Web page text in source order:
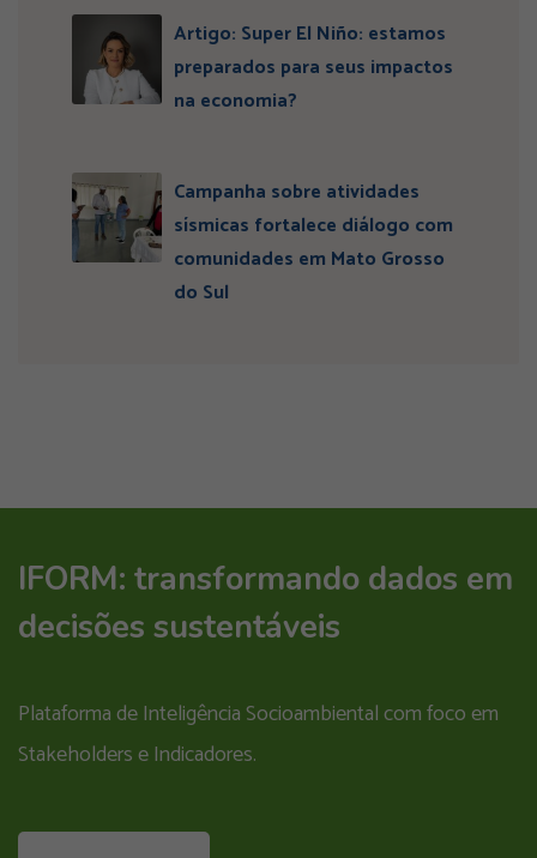
Artigo: Super El Niño: estamos
preparados para seus impactos
na economia?
Campanha sobre atividades
sísmicas fortalece diálogo com
comunidades em Mato Grosso
do Sul
IFORM: transformando dados em
decisões sustentáveis
Plataforma de Inteligência Socioambiental com foco em
Stakeholders e Indicadores.